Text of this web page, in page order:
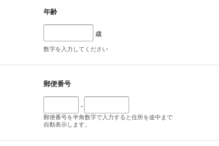
年齢
歳
数字を入力してください
郵便番号
-
郵便番号を半角数字で入力すると住所を途中まで
自動表示します。